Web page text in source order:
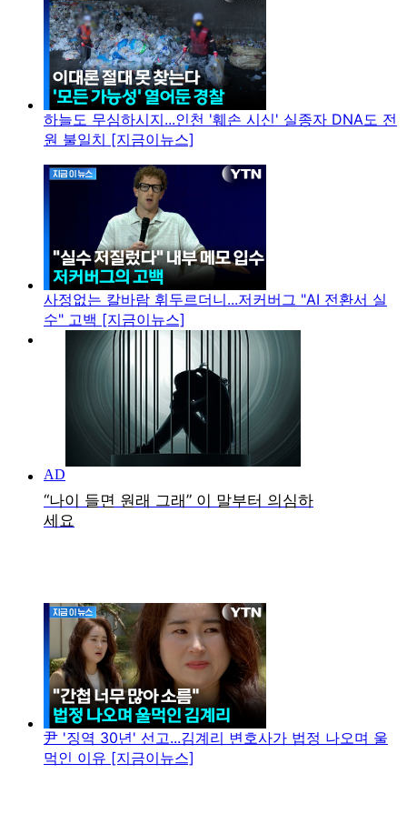
하늘도 무심하시지...인천 '훼손 시신' 실종자 DNA도 전
원 불일치 [지금이뉴스]
사정없는 칼바람 휘두르더니...저커버그 "AI 전환서 실
수" 고백 [지금이뉴스]
尹 '징역 30년' 선고...김계리 변호사가 법정 나오며 울
먹인 이유 [지금이뉴스]